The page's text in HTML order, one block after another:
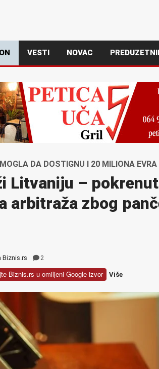
VESTI NOVAC
DA DOSTIGNU I 20 MILIONA EVRA
Litvaniju –
arbitraža zbog
Biznis.rs 2
Biznis.rs u omiljeni Google izvor Više